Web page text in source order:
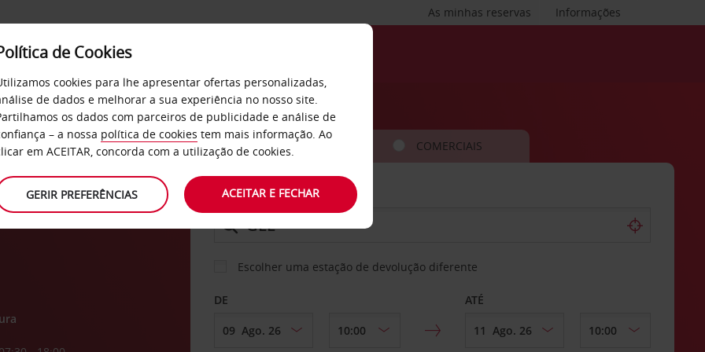
Informações
As minhas reservas
SERVIÇOS EMPRESAS
CARRO COMERCIAIS
LEVANTAR EM
Escolher uma estação de devolução diferente
DE ATÉ
de Cookies
cookies para lhe apresentar ofertas personalizadas,
de dados e melhorar a sua experiência no nosso site.
os dados com parceiros de publicidade e análise de
– a nossa política de cookies tem mais informação. Ao
em ACEITAR, concorda com a utilização de cookies.
GERIR PREFERÊNCIAS ACEITAR E FECHAR